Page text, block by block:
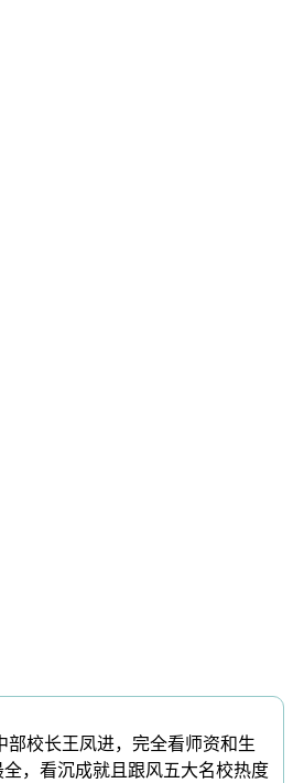
校长王凤进，完全看师资和生
，看沉成就且跟风五大名校热度